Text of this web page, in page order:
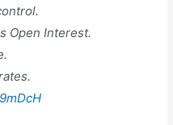
Open Interest.